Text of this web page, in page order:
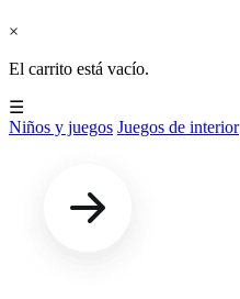
×
El carrito está vacío.
☰
Niños y juegos Juegos de interior